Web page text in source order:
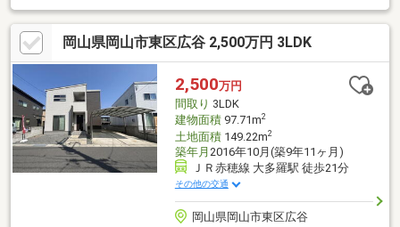
ント～・『竜之口小学校』まで徒歩3分！お子様も安心の通学距
離・各居室収納付き！収納家具を置かず、空間を有効活用・2面バ
ルコニー！陽当たり・通風良好で、洗濯物もたっぷり干せます～
周辺環境～・竜之口小・竜操中エリア・通勤・通学に便利なバス
停『四御神』まで徒歩5分！〇ご見学受付中！お気軽にアーキ不動
産までお問い合わせください♪
岡山県岡山市東区広谷 2,500万円 3LDK
2,500万円
間取り 3LDK
建物面積97.71m2
土地面積149.22m2
築年月 2016年10月(築9年11ヶ月)
ＪＲ赤穂線 大多羅駅 徒歩21分
その他の交通
岡山県岡山市東区広谷